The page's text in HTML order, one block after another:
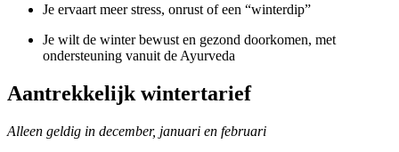
Je ervaart meer stress, onrust of een “winterdip”
Je wilt de winter bewust en gezond doorkomen, met
ondersteuning vanuit de Ayurveda
Aantrekkelijk wintertarief
Alleen geldig in december, januari en februari